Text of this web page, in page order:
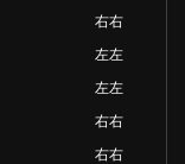
右右
左左
左左
右右
右右